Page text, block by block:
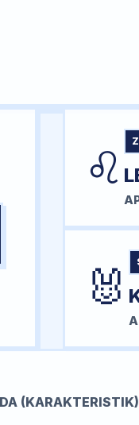
♌
🐰
(KARAKTERISTIK)